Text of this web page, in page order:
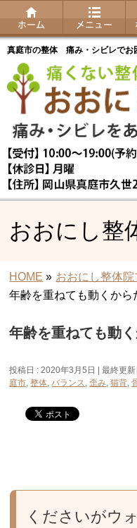
真庭市の整体 痛み・シビレでお
おおにし整
HOME » おおにし整体院
年齢を重ねても動くから
年齢を重ねても動
投稿日 : 2020年3月5日 最終更
庭市,整体,バランス,歪み,猫背,
くださいがウ